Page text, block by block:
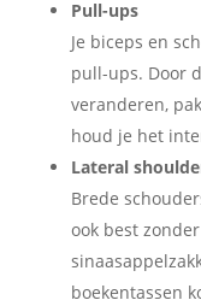
Pull-ups
Je biceps en
pull-ups. Door
veranderen,
houd je het
Lateral
Brede
ook best
boekentassen